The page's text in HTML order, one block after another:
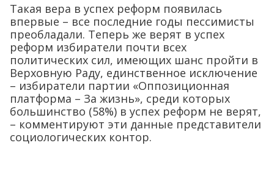
Такая вера в успех реформ появилась
впервые – все последние годы пессимисты
преобладали. Теперь же верят в успех
реформ избиратели почти всех
политических сил, имеющих шанс пройти в
Верховную Раду, единственное исключение
– избиратели партии «Оппозиционная
платформа – За жизнь», среди которых
большинство (58%) в успех реформ не верят,
– комментируют эти данные представители
социологических контор.